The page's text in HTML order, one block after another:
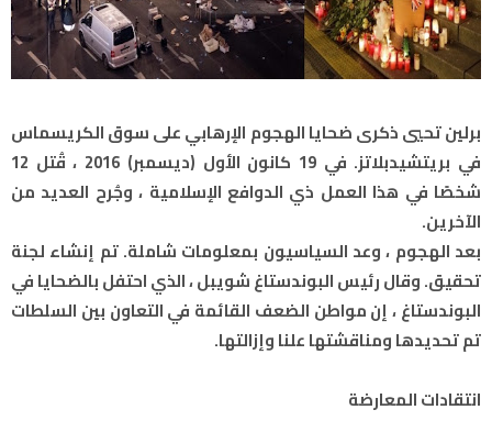
برلين تحيي ذكرى ضحايا الهجوم الإرهابي على سوق الكريسماس
في بريتشيدبلاتز. في 19 كانون الأول (ديسمبر) 2016 ، قُتل 12
شخصًا في هذا العمل ذي الدوافع الإسلامية ، وجُرح العديد من
الآخرين.
بعد الهجوم ، وعد السياسيون بمعلومات شاملة. تم إنشاء لجنة
تحقيق. وقال رئيس البوندستاغ شويبل ، الذي احتفل بالضحايا في
البوندستاغ ، إن مواطن الضعف القائمة في التعاون بين السلطات
تم تحديدها ومناقشتها علنا ​​وإزالتها.
انتقادات المعارضة